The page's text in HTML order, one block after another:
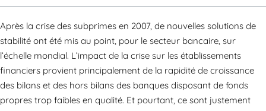
Après la crise des subprimes en 2007, de nouvelles solutions de
stabilité ont été mis au point, pour le secteur bancaire, sur
l’échelle mondial. L’impact de la crise sur les établissements
financiers provient principalement de la rapidité de croissance
des bilans et des hors bilans des banques disposant de fonds
propres trop faibles en qualité. Et pourtant, ce sont justement